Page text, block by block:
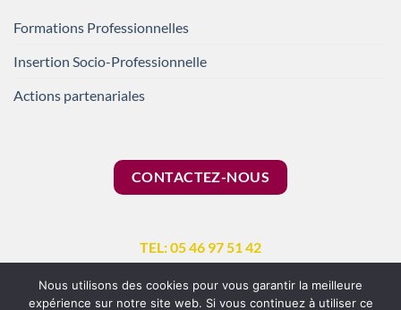
Formations Professionnelles
Insertion Socio-Professionnelle
Actions partenariales
CONTACTEZ-NOUS
TEL: 05 46 97 51 42
Nous utilisons des cookies pour vous garantir la meilleure
expérience sur notre site web. Si vous continuez à utiliser ce